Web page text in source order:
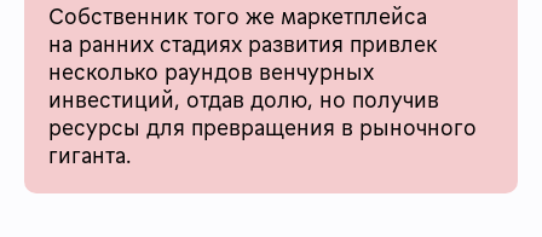
Собственник того же маркетплейса
на ранних стадиях развития привлек
несколько раундов венчурных
инвестиций, отдав долю, но получив
ресурсы для превращения в рыночного
гиганта.